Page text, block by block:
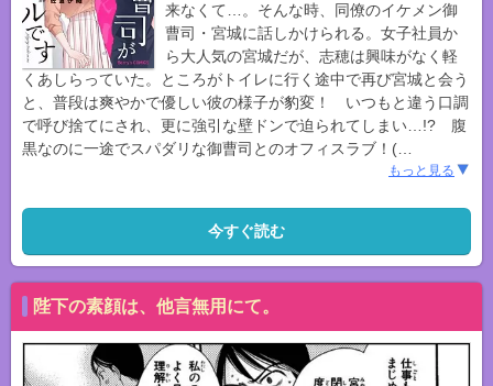
来なくて…。そんな時、同僚のイケメン御
曹司・宮城に話しかけられる。女子社員か
ら大人気の宮城だが、志穂は興味がなく軽
くあしらっていた。ところがトイレに行く途中で再び宮城と会う
と、普段は爽やかで優しい彼の様子が豹変！ いつもと違う口調
で呼び捨てにされ、更に強引な壁ドンで迫られてしまい…!? 腹
黒なのに一途でスパダリな御曹司とのオフィスラブ！(…
もっと見る
今すぐ読む
陛下の素顔は、他言無用にて。